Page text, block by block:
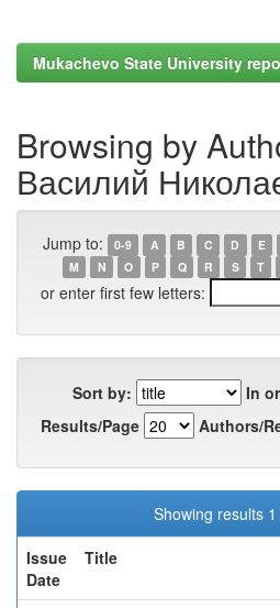
Mukachevo State University
Browsing by
Василий
Jump to: 0-9 A B C D E
M
N O P Q R S T
or enter first few letters:
Sort by:
In
Results/Page
Authors/
Showing results
Issue
Date
Title